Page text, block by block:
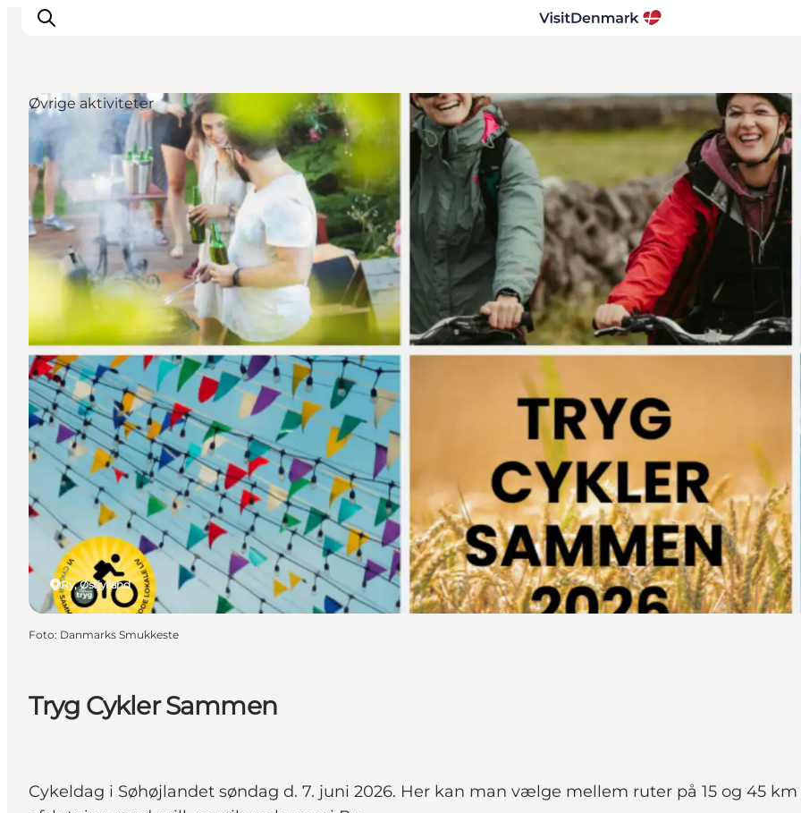
Inspiration
Destinationer
Oplevelser
Overnatning
Planlæg ferien
Tryg Cykler Sammen
Cykeldag i Søhøjlandet søndag d. 7. juni 2026. Her kan man vælge mellem ruter på 15 og 45
Ry, Østjylland
Øvrige aktiviteter
Foto: Danmarks Smukkeste